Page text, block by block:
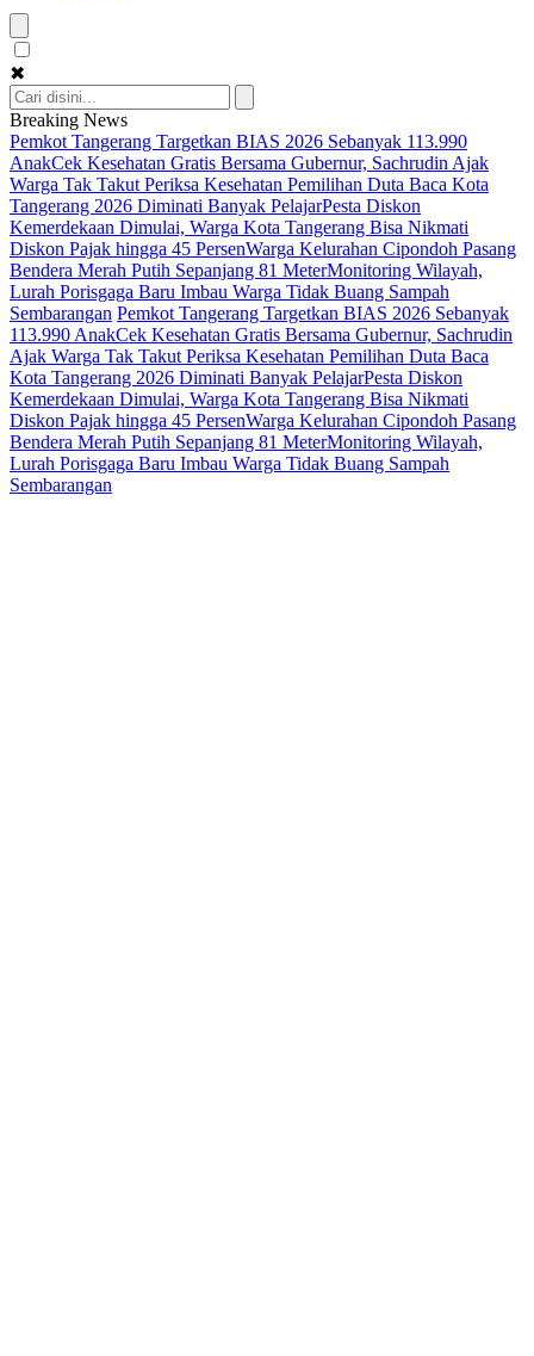
✖
Breaking News
Pemkot Tangerang Targetkan BIAS 2026 Sebanyak 113.990
AnakCek Kesehatan Gratis Bersama Gubernur, Sachrudin Ajak
Warga Tak Takut Periksa Kesehatan Pemilihan Duta Baca Kota
Tangerang 2026 Diminati Banyak PelajarPesta Diskon
Kemerdekaan Dimulai, Warga Kota Tangerang Bisa Nikmati
Diskon Pajak hingga 45 PersenWarga Kelurahan Cipondoh Pasang
Bendera Merah Putih Sepanjang 81 MeterMonitoring Wilayah,
Lurah Porisgaga Baru Imbau Warga Tidak Buang Sampah
Sembarangan Pemkot Tangerang Targetkan BIAS 2026 Sebanyak
113.990 AnakCek Kesehatan Gratis Bersama Gubernur, Sachrudin
Ajak Warga Tak Takut Periksa Kesehatan Pemilihan Duta Baca
Kota Tangerang 2026 Diminati Banyak PelajarPesta Diskon
Kemerdekaan Dimulai, Warga Kota Tangerang Bisa Nikmati
Diskon Pajak hingga 45 PersenWarga Kelurahan Cipondoh Pasang
Bendera Merah Putih Sepanjang 81 MeterMonitoring Wilayah,
Lurah Porisgaga Baru Imbau Warga Tidak Buang Sampah
Sembarangan